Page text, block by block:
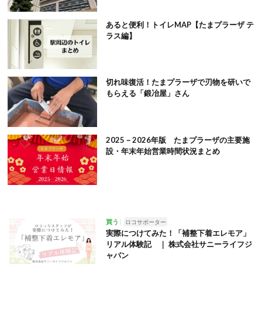
あると便利！トイレMAP【たまプラーザ テ
ラス編】
切れ味復活！たまプラーザで刃物を研いで
もらえる「鍛冶屋」さん
2025－2026年版 たまプラーザの主要施
設・年末年始営業時間状況まとめ
買う ロコサポーター
実際につけてみた！「補整下着エレモア」
リアル体験記 ｜ 株式会社サニーライフジ
ャパン